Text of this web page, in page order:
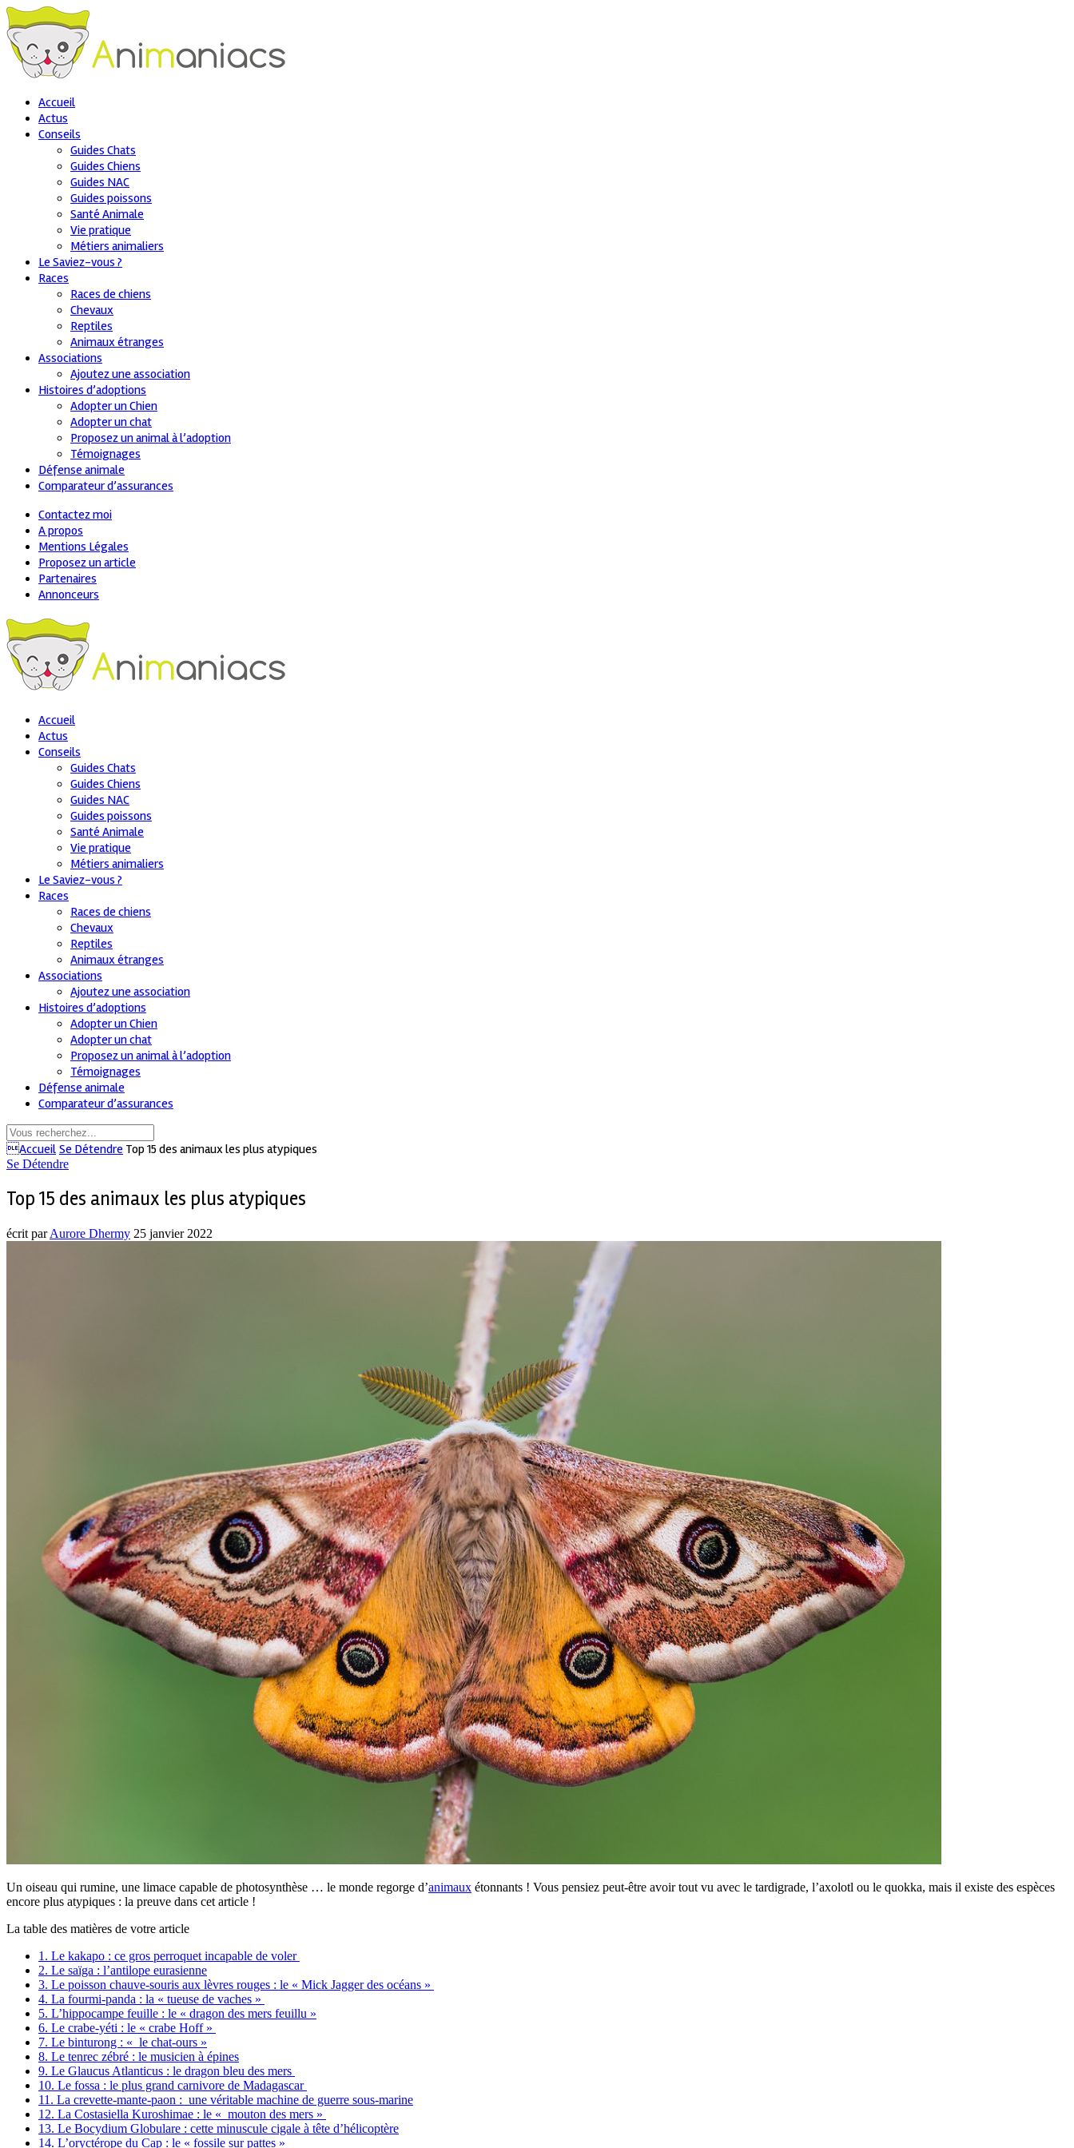
Accueil
Actus
Conseils
Guides Chats
Guides Chiens
Guides NAC
Guides poissons
Santé Animale
Vie pratique
Métiers animaliers
Le Saviez-vous ?
Races
Races de chiens
Chevaux
Reptiles
Animaux étranges
Associations
Ajoutez une association
Histoires d’adoptions
Adopter un Chien
Adopter un chat
Proposez un animal à l’adoption
Témoignages
Défense animale
Comparateur d’assurances
Contactez moi
A propos
Mentions Légales
Proposez un article
Partenaires
Annonceurs
Accueil
Actus
Conseils
Guides Chats
Guides Chiens
Guides NAC
Guides poissons
Santé Animale
Vie pratique
Métiers animaliers
Le Saviez-vous ?
Races
Races de chiens
Chevaux
Reptiles
Animaux étranges
Associations
Ajoutez une association
Histoires d’adoptions
Adopter un Chien
Adopter un chat
Proposez un animal à l’adoption
Témoignages
Défense animale
Comparateur d’assurances
Accueil Se Détendre Top 15 des animaux les plus atypiques
Se Détendre
Top 15 des animaux les plus atypiques
écrit parAurore Dhermy 25 janvier 2022
Un oiseau qui rumine, une limace capable de photosynthèse … le monde regorge d’animaux étonnants ! Vous pensiez peut-être avoir tout vu avec le tardigrade, l’axolotl ou le quokka, mais il existe des espèces
encore plus atypiques : la preuve dans cet article !
La table des matières de votre article
1. Le kakapo : ce gros perroquet incapable de voler
2. Le saïga : l’antilope eurasienne
3. Le poisson chauve-souris aux lèvres rouges : le « Mick Jagger des océans »
4. La fourmi-panda : la « tueuse de vaches »
5. L’hippocampe feuille : le « dragon des mers feuillu »
6. Le crabe-yéti : le « crabe Hoff »
7. Le binturong : « le chat-ours »
8. Le tenrec zébré : le musicien à épines
9. Le Glaucus Atlanticus : le dragon bleu des mers
10. Le fossa : le plus grand carnivore de Madagascar
11. La crevette-mante-paon : une véritable machine de guerre sous-marine
12. La Costasiella Kuroshimae : le « mouton des mers »
13. Le Bocydium Globulare : cette minuscule cigale à tête d’hélicoptère
14. L’oryctérope du Cap : le « fossile sur pattes »